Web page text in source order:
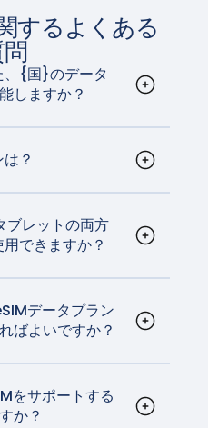
Wi-Fi + セルラー*対応
3世代～第6世代）Wi-Fi
Wi-Fi + セルラー*対応
代～第4世代）Wi-Fi +
Wi-Fi + セルラー*対応
Wi-Fi + セルラー*対応
Wi-Fi + セルラー
代まで）Wi-Fi +
eSIMでアクティベートさ
されていません。
Ultra
/ S10 Ultra、ギャラク
Ultra、ギャラクシー・
ャラクシー・タブ
合があります。お住まいの
機能をサポートしているか
ら購入したPixel 3は、
)。
Fiサービスで購入し
せん。
するよくある
、{国}のデータ
しますか？
ランを有効にすること
ことを行いますが、非
ユーザーにとって、物
ます。
？
トサーフィンでも最速
ワークをご利用いただ
ブレットの両方
できますか？
、さまざまなデバイス
応デバイスのリストは
データプラン
ばよいですか？
ィベーション手順はこ
をサポートする
か？